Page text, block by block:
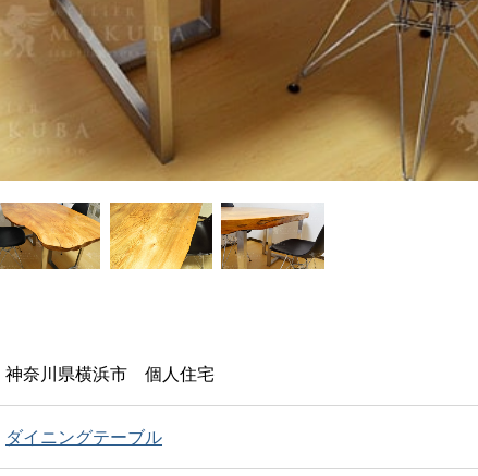
神奈川県横浜市 個人住宅
ダイニングテーブル